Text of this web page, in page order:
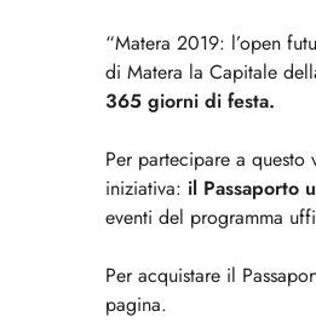
“Matera 2019: l’open
di Matera la Capitale
365 giorni di festa.
Per partecipare a
iniziativa: il Passaporto
eventi del programma
Per acquistare il
pagina.